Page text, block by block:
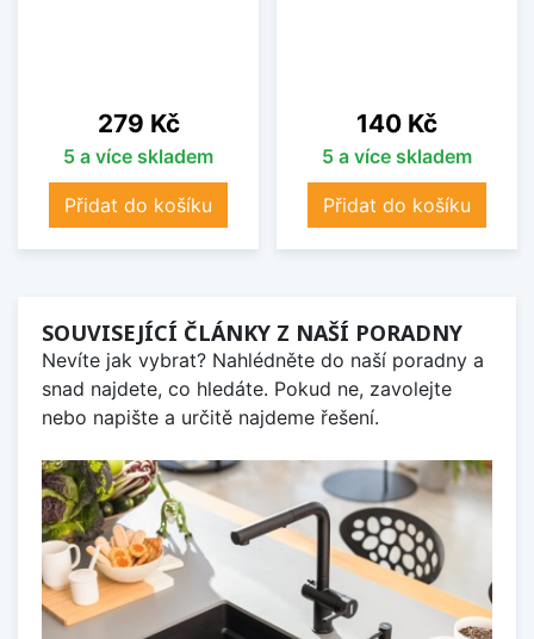
Cena
279 Kč
5 a více skladem
Přidat do košíku
Cena
140 Kč
5 a více skladem
Přidat do košíku
SOUVISEJÍCÍ ČLÁNKY Z NAŠÍ PORADNY
Nevíte jak vybrat? Nahlédněte do naší poradny a
snad najdete, co hledáte. Pokud ne, zavolejte
nebo napište a určitě najdeme řešení.